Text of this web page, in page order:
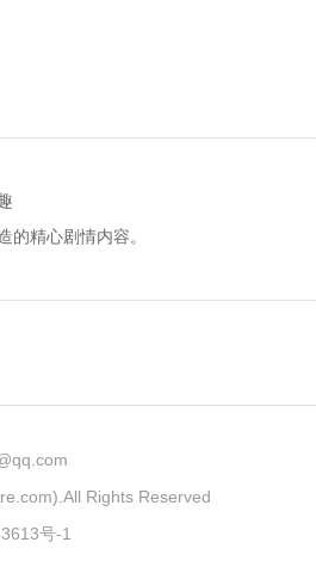
精心剧情内容。
.All Rights Reserved
号-1